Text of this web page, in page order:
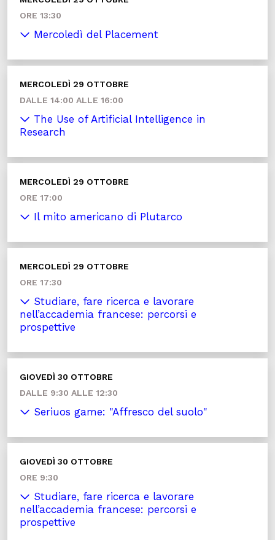
ORE 13:30
Mercoledì del Placement
MERCOLEDÌ 29 OTTOBRE
DALLE 14:00 ALLE 16:00
The Use of Artificial Intelligence in
Research
MERCOLEDÌ 29 OTTOBRE
ORE 17:00
Il mito americano di Plutarco
MERCOLEDÌ 29 OTTOBRE
ORE 17:30
Studiare, fare ricerca e lavorare
nell’accademia francese: percorsi e
prospettive
GIOVEDÌ 30 OTTOBRE
DALLE 9:30 ALLE 12:30
Seriuos game: "Affresco del suolo"
GIOVEDÌ 30 OTTOBRE
ORE 9:30
Studiare, fare ricerca e lavorare
nell’accademia francese: percorsi e
prospettive